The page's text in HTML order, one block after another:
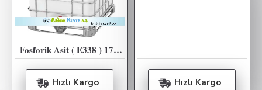
Fosforik Asit ( E338 ) 1700KG IBC %85 Çin
Hızlı Kargo Hızlı Kargo